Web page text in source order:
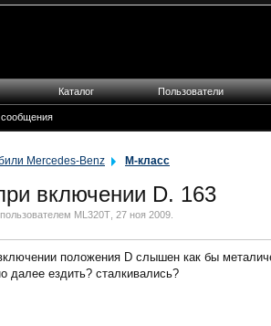
Mercedes-Benz M-класс
включении D. 163
ML320T 27 ноя 2009
положения D слышен как бы
далее ездить? сталкивались?
Каталог Пользователи